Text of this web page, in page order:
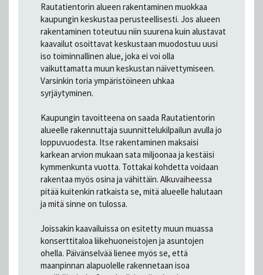
Rautatientorin alueen rakentaminen muokkaa
kaupungin keskustaa perusteellisesti. Jos alueen
rakentaminen toteutuu niin suurena kuin alustavat
kaavailut osoittavat keskustaan muodostuu uusi
iso toiminnallinen alue, joka ei voi olla
vaikuttamatta muun keskustan näivettymiseen.
Varsinkin toria ympäristöineen uhkaa
syrjäytyminen.
Kaupungin tavoitteena on saada Rautatientorin
alueelle rakennuttaja suunnittelukilpailun avulla jo
loppuvuodesta. Itse rakentaminen maksaisi
karkean arvion mukaan sata miljoonaa ja kestäisi
kymmenkunta vuotta. Tottakai kohdetta voidaan
rakentaa myös osina ja vähittäin. Alkuvaiheessa
pitää kuitenkin ratkaista se, mitä alueelle halutaan
ja mitä sinne on tulossa.
Joissakin kaavailuissa on esitetty muun muassa
konserttitaloa liikehuoneistojen ja asuntojen
ohella. Päivänselvää lienee myös se, että
maanpinnan alapuolelle rakennetaan isoa